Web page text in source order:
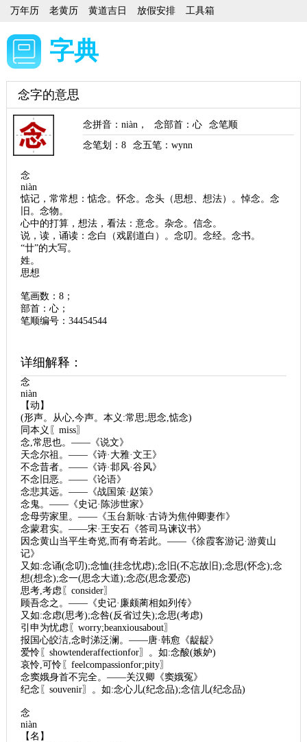
万年历 老黄历 黄道吉日 放假安排 工具箱
字典
念字的意思
念拼音 ：niàn ， 念部首 ：心
念笔顺
念笔划：8 念五笔：wynn
念
niàn
惦记，常常想：惦念。怀念。念头（思想、想法）。悼念。念
旧。念物。
心中的打算，想法，看法：意念。杂念。信念。
说，读，诵读：念白（戏剧道白）。念叨。念经。念书。
“廿”的大写。
姓。
思想
笔画数：8；
部首：心；
笔顺编号：34454544
详细解释：
念
niàn
【动】
(形声。从心,今声。本义:常思;思念,惦念)
同本义〖miss〗
念,常思也。——《说文》
天念尔祖。——《诗·大雅·文王》
不念昔者。——《诗·邶风·谷风》
不念旧恶。——《论语》
念悲其远。——《战国策·赵策》
念鬼。——《史记·陈涉世家》
念母劳家里。——《玉台新咏·古诗为焦仲卿妻作》
念蒙君实。——宋·王安石《答司马谏议书》
因念黄山当平生奇览,而有奇若此。——《徐霞客游记·游黄山
记》
又如:念诵(念叨);念恤(挂念忧虑);念旧(不忘故旧);念思(怀念);念
想(想念);念一(思念大道);念恋(思念爱恋)
思考,考虑〖consider〗
顾吾念之。——《史记·廉颇蔺相如列传》
又如:念虑(思考);念咎(反省过失);念思(考虑)
引申为忧虑〖worry;beanxiousabout〗
报国心皎洁,念时涕泛澜。——唐·韩愈《龊龊》
爱怜〖showtenderaffectionfor〗。如:念酸(嫉妒)
哀怜,可怜〖feelcompassionfor;pity〗
念窦娥身首不完全。——关汉卿《窦娥冤》
纪念〖souvenir〗。如:念心儿(纪念品);念信儿(纪念品)
念
niàn
【名】